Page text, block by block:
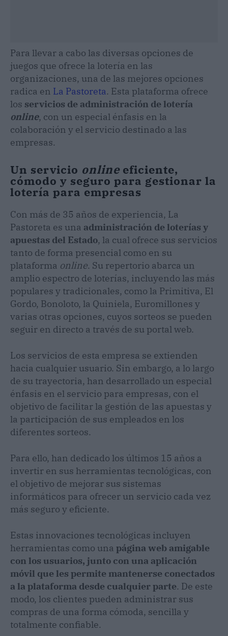
Para llevar a cabo las diversas opciones de
juegos que ofrece la lotería en las
organizaciones, una de las mejores opciones
radica en La Pastoreta. Esta plataforma ofrece
los servicios de administración de lotería
online, con un especial énfasis en la
colaboración y el servicio destinado a las
empresas.
Un servicio online eficiente,
cómodo y seguro para gestionar la
lotería para empresas
Con más de 35 años de experiencia, La
Pastoreta es una administración de loterías y
apuestas del Estado, la cual ofrece sus servicios
tanto de forma presencial como en su
plataforma online. Su repertorio abarca un
amplio espectro de loterías, incluyendo las más
populares y tradicionales, como la Primitiva, El
Gordo, Bonoloto, la Quiniela, Euromillones y
varias otras opciones, cuyos sorteos se pueden
seguir en directo a través de su portal web.
Los servicios de esta empresa se extienden
hacia cualquier usuario. Sin embargo, a lo largo
de su trayectoria, han desarrollado un especial
énfasis en el servicio para empresas, con el
objetivo de facilitar la gestión de las apuestas y
la participación de sus empleados en los
diferentes sorteos.
Para ello, han dedicado los últimos 15 años a
invertir en sus herramientas tecnológicas, con
el objetivo de mejorar sus sistemas
informáticos para ofrecer un servicio cada vez
más seguro y eficiente.
Estas innovaciones tecnológicas incluyen
herramientas como una página web amigable
con los usuarios, junto con una aplicación
móvil que les permite mantenerse conectados
a la plataforma desde cualquier parte. De este
modo, los clientes pueden administrar sus
compras de una forma cómoda, sencilla y
totalmente confiable.